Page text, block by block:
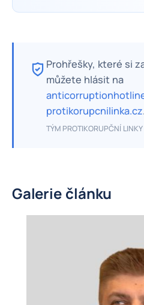
Prohřešky, které si
můžete hlásit na
protikorupcnilinka.cz.
TÝM PROTIKORUPČNÍ LINKY
Galerie článku